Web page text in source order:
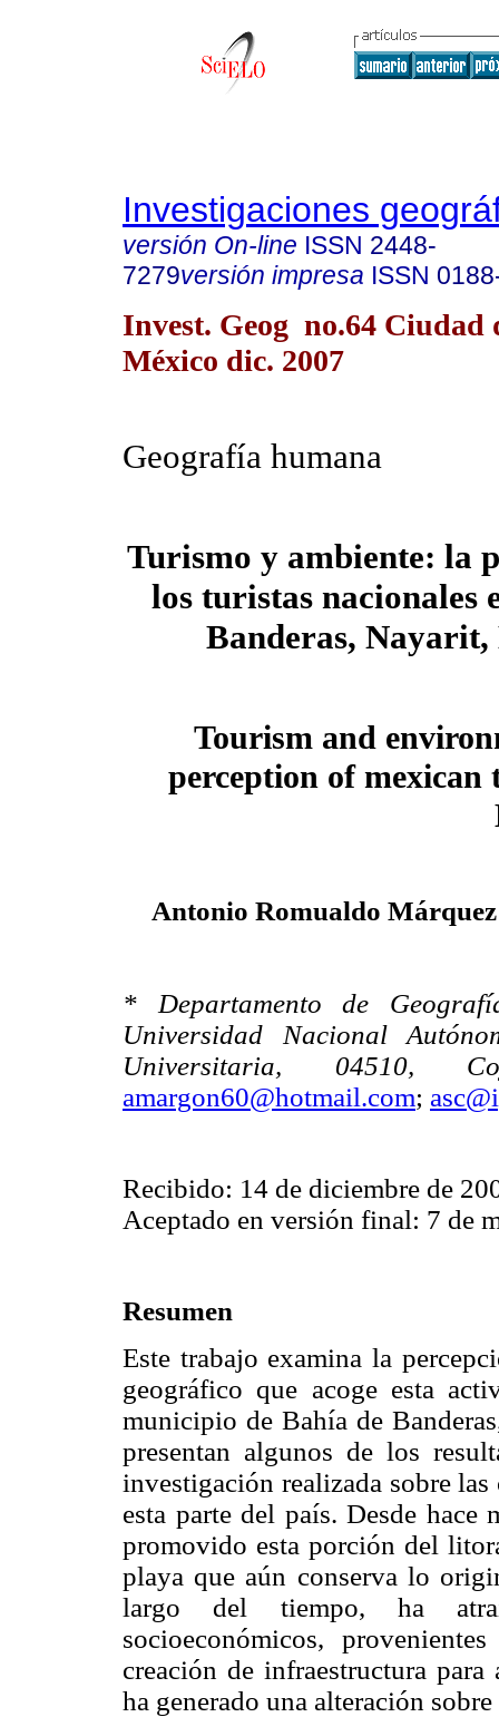
Investigaciones
versión On-line ISSN 2448-
7279versión impresa ISSN
Invest. Geog no.64 Ciudad
México dic. 2007
Geografía humana
Turismo y ambiente: la
los turistas nacionales
Banderas, Nayarit,
Tourism and
perception of mexican
Antonio Romualdo
* Departamento de
Universidad Nacional
Universitaria, 04510,
amargon60@hotmail.com;
Recibido: 14 de diciembre de
Aceptado en versión final: 7 de
Resumen
Este trabajo examina la
geográfico que acoge esta
municipio de Bahía de
presentan algunos de los
investigación realizada sobre
esta parte del país. Desde hace
promovido esta porción del
playa que aún conserva lo
largo del tiempo, ha
socioeconómicos,
creación de infraestructura
ha generado una alteración